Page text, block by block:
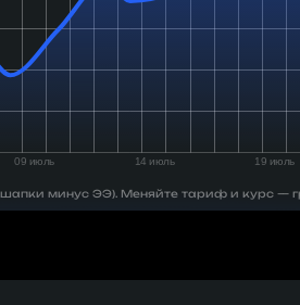
шапки минус ЭЭ). Меняйте тариф и курс —